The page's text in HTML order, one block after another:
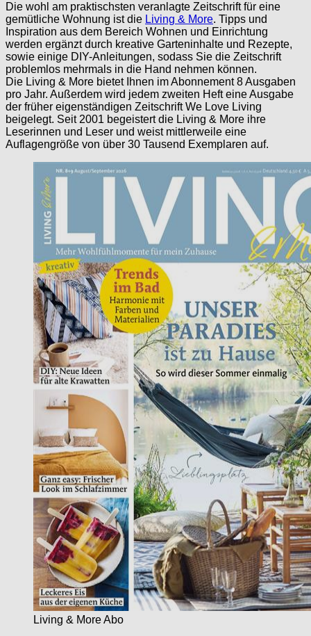
Die wohl am praktischsten veranlagte Zeitschrift für eine
gemütliche Wohnung ist die Living & More. Tipps und
Inspiration aus dem Bereich Wohnen und Einrichtung
werden ergänzt durch kreative Garteninhalte und Rezepte,
sowie einige DIY-Anleitungen, sodass Sie die Zeitschrift
problemlos mehrmals in die Hand nehmen können.
Die Living & More bietet Ihnen im Abonnement 8 Ausgaben
pro Jahr. Außerdem wird jedem zweiten Heft eine Ausgabe
der früher eigenständigen Zeitschrift We Love Living
beigelegt. Seit 2001 begeistert die Living & More ihre
Leserinnen und Leser und weist mittlerweile eine
Auflagengröße von über 30 Tausend Exemplaren auf.
Living & More Abo